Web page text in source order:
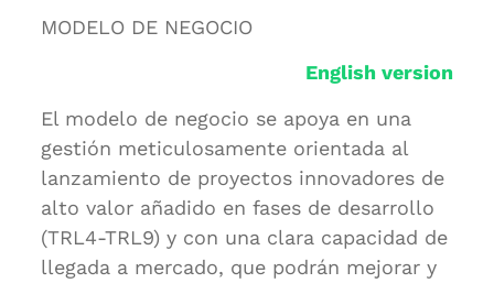
MODELO DE NEGOCIO
English version
El modelo de negocio se apoya en una
gestión meticulosamente orientada al
lanzamiento de proyectos innovadores de
alto valor añadido en fases de desarrollo
(TRL4-TRL9) y con una clara capacidad de
llegada a mercado, que podrán mejorar y